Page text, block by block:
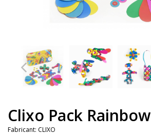
Clixo Pack Rainbow
Fabricant: CLIXO